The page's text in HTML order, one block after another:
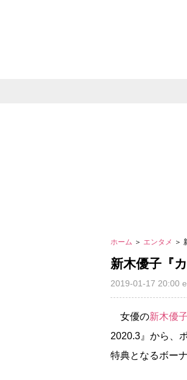
ホーム ＞ エンタメ ＞
新木優子『
2019-01-17 20:00
女優の新木優子
2020.3』から、
特典となるボー